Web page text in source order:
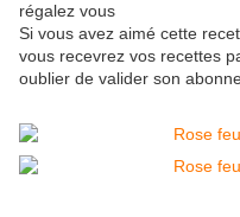
régalez vous
Si vous avez aimé cette
vous recevrez vos recettes
oublier de valider son